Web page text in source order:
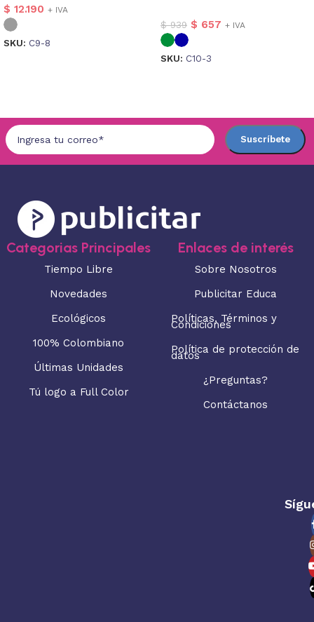
$ 12.190 + IVA
SKU: C9-8
$939 $ 657 + IVA
SKU: C10-3
Categorias Principales
Tiempo Libre
Novedades
Ecológicos
100% Colombiano
Últimas Unidades
Tú logo a Full Color
Enlaces de interés
Sobre Nosotros
Publicitar Educa
Políticas, Términos y
Condiciones
Política de protección de
datos
¿Preguntas?
Contáctanos